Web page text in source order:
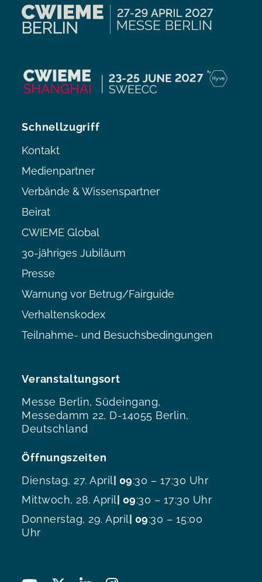
Veranstaltungsort
Messe Berlin, Südeingang,
Messedamm 22, D-14055 Berlin,
Deutschland
Öffnungszeiten
Dienstag, 27. April| 09:30 – 17:30 Uhr
Mittwoch, 28. April| 09:30 – 17:30 Uhr
Donnerstag, 29. April| 09:30 – 15:00
Uhr
Schnellzugriff
Kontakt
Medienpartner
Verbände & Wissenspartner
Beirat
CWIEME Global
30-jähriges Jubiläum
Presse
Warnung vor Betrug/Fairguide
Verhaltenskodex
Teilnahme- und Besuchsbedingungen